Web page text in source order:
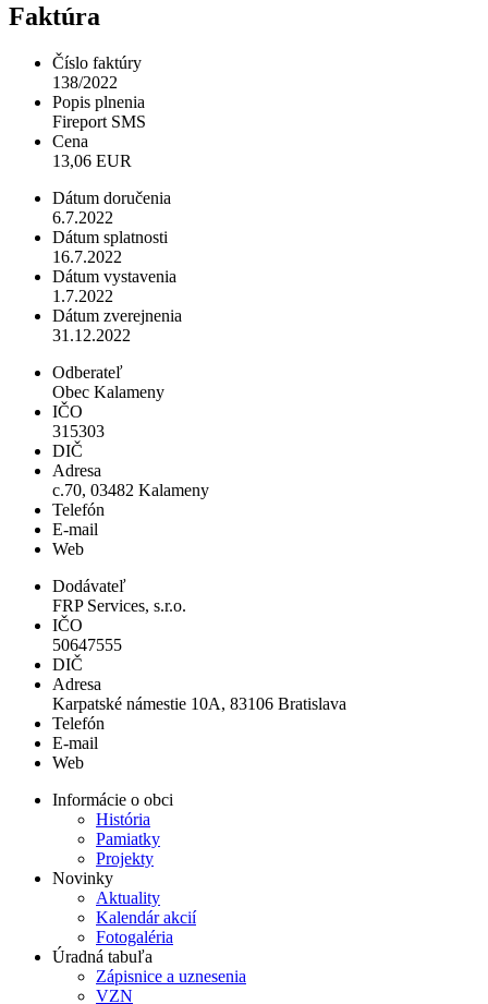
Faktúra
Číslo faktúry
138/2022
Popis plnenia
Fireport SMS
Cena
13,06 EUR
Dátum doručenia
6.7.2022
Dátum splatnosti
16.7.2022
Dátum vystavenia
1.7.2022
Dátum zverejnenia
31.12.2022
Odberateľ
Obec Kalameny
IČO
315303
DIČ
Adresa
c.70, 03482 Kalameny
Telefón
E-mail
Web
Dodávateľ
FRP Services, s.r.o.
IČO
50647555
DIČ
Adresa
Karpatské námestie 10A, 83106 Bratislava
Telefón
E-mail
Web
Informácie o obci
História
Pamiatky
Projekty
Novinky
Aktuality
Kalendár akcií
Fotogaléria
Úradná tabuľa
Zápisnice a uznesenia
VZN